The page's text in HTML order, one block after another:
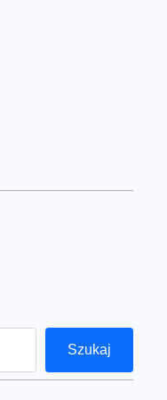
Szukaj